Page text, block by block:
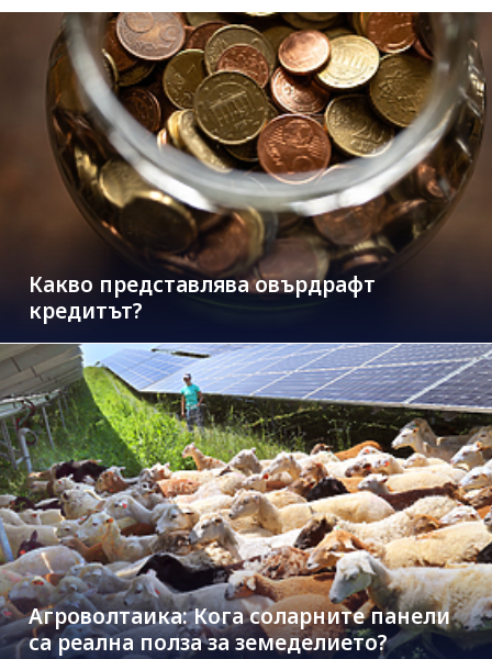
Какво представлява овърдрафт
кредитът?
Агроволтаика: Кога соларните панели
са реална полза за земеделието?